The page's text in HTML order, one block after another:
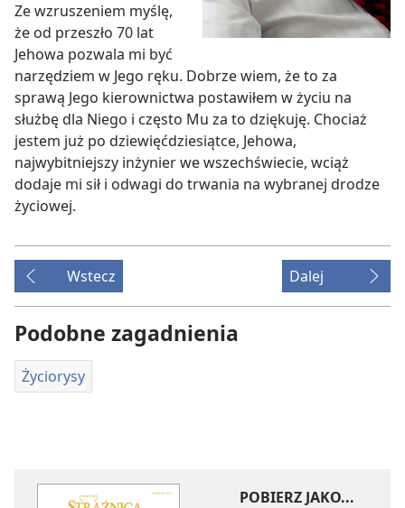
Ze wzruszeniem myślę,
że od przeszło 70 lat
Jehowa pozwala mi być
narzędziem w Jego ręku. Dobrze wiem, że to za
sprawą Jego kierownictwa postawiłem w życiu na
służbę dla Niego i często Mu za to dziękuję. Chociaż
jestem już po dziewięćdziesiątce, Jehowa,
najwybitniejszy inżynier we wszechświecie, wciąż
dodaje mi sił i odwagi do trwania na wybranej drodze
życiowej.
Wstecz Dalej
Podobne zagadnienia
Życiorysy
POBIERZ JAKO...